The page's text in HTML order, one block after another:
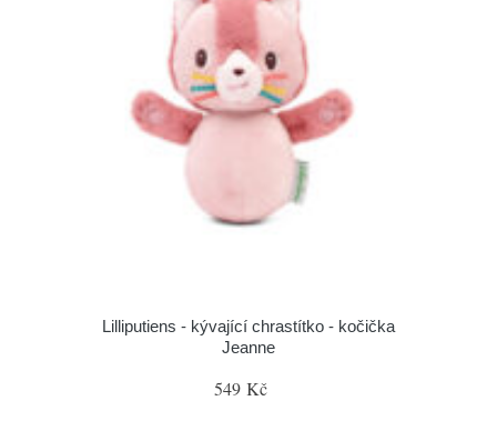
Lilliputiens - kývající chrastítko - kočička
Jeanne
549 Kč